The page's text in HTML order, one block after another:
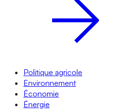
Politique agricole
Environnement
Économie
Énergie